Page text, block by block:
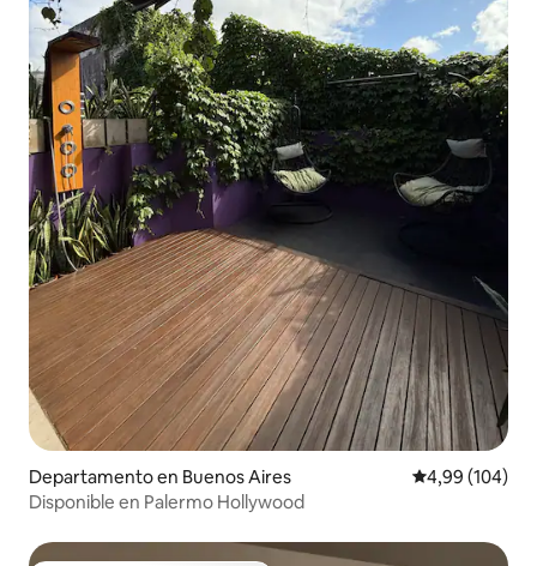
Departamento en Buenos Aires Calificación
4,99 (104)
Disponible en Palermo Hollywood